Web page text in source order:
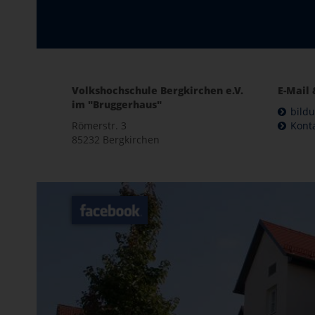
Volkshochschule Bergkirchen e.V.
im "Bruggerhaus"
Römerstr. 3
85232 Bergkirchen
E-Mail